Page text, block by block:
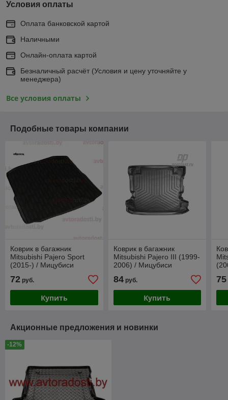
Условия оплаты
Оплата банковской картой
Наличными
Онлайн-оплата картой
Безналичный расчёт (Условия и цену уточняйте у
менеджера)
Все условия оплаты
Подобные товары компании
Коврик в багажник
Mitsubishi Pajero Sport
(2015-) / Мицубиси
Паджеро Спорт [71029] /
Aileron
72 руб.
Купить
Коврик в багажник
Mitsubishi Pajero III (1999-
2006) / Мицубиси
84руб.
Купить
75
Акционные предложения и новинки
-12%